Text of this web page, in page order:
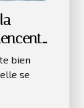
?
bien
se